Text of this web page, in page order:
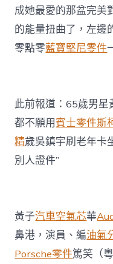
成她最愛的那盆完美
的能量扭曲了，左邊
零點零藍寶堅尼零件
此前報道：65歲男星
都不願用賓士零件斯
精歲吳鎮宇刷老年卡
別人證件”
黃子汽車空氣芯華
鼻港，演員、編油氣
Porsche零件篤笑（